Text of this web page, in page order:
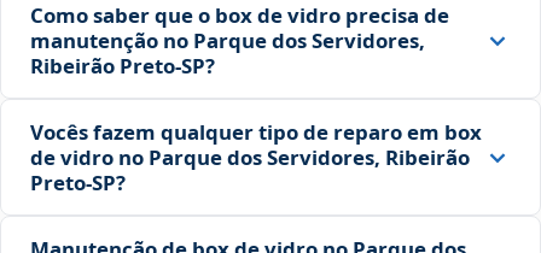
Como saber que o box de vidro precisa de
manutenção no Parque dos Servidores,
Ribeirão Preto‑SP?
Vocês fazem qualquer tipo de reparo em box
de vidro no Parque dos Servidores, Ribeirão
Preto‑SP?